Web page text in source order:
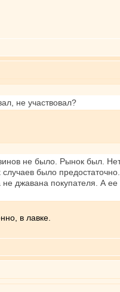
не участвовал?
не было. Рынок был. Нет
было
джавана покупателя. А
в лавке.